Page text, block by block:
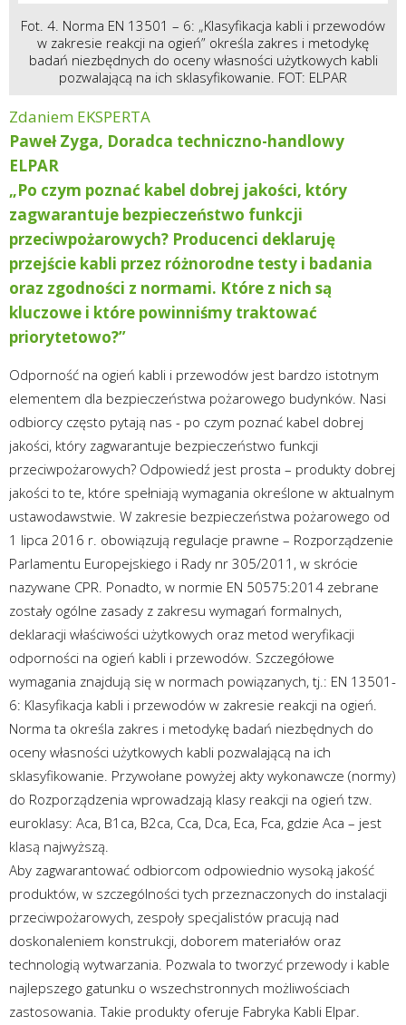
Fot. 4. Norma EN 13501 – 6: „Klasyfikacja kabli i przewodów
w zakresie reakcji na ogień” określa zakres i metodykę
badań niezbędnych do oceny własności użytkowych kabli
pozwalającą na ich sklasyfikowanie. FOT: ELPAR
Zdaniem EKSPERTA
Paweł Zyga, Doradca techniczno-handlowy
ELPAR
„Po czym poznać kabel dobrej jakości, który
zagwarantuje bezpieczeństwo funkcji
przeciwpożarowych? Producenci deklaruję
przejście kabli przez różnorodne testy i badania
oraz zgodności z normami. Które z nich są
kluczowe i które powinniśmy traktować
priorytetowo?”
Odporność na ogień kabli i przewodów jest bardzo istotnym
elementem dla bezpieczeństwa pożarowego budynków. Nasi
odbiorcy często pytają nas - po czym poznać kabel dobrej
jakości, który zagwarantuje bezpieczeństwo funkcji
przeciwpożarowych? Odpowiedź jest prosta – produkty dobrej
jakości to te, które spełniają wymagania określone w aktualnym
ustawodawstwie. W zakresie bezpieczeństwa pożarowego od
1 lipca 2016 r. obowiązują regulacje prawne – Rozporządzenie
Parlamentu Europejskiego i Rady nr 305/2011, w skrócie
nazywane CPR. Ponadto, w normie EN 50575:2014 zebrane
zostały ogólne zasady z zakresu wymagań formalnych,
deklaracji właściwości użytkowych oraz metod weryfikacji
odporności na ogień kabli i przewodów. Szczegółowe
wymagania znajdują się w normach powiązanych, tj.: EN 13501-
6: Klasyfikacja kabli i przewodów w zakresie reakcji na ogień.
Norma ta określa zakres i metodykę badań niezbędnych do
oceny własności użytkowych kabli pozwalającą na ich
sklasyfikowanie. Przywołane powyżej akty wykonawcze (normy)
do Rozporządzenia wprowadzają klasy reakcji na ogień tzw.
euroklasy: Aca, B1ca, B2ca, Cca, Dca, Eca, Fca, gdzie Aca – jest
klasą najwyższą.
Aby zagwarantować odbiorcom odpowiednio wysoką jakość
produktów, w szczególności tych przeznaczonych do instalacji
przeciwpożarowych, zespoły specjalistów pracują nad
doskonaleniem konstrukcji, doborem materiałów oraz
technologią wytwarzania. Pozwala to tworzyć przewody i kable
najlepszego gatunku o wszechstronnych możliwościach
zastosowania. Takie produkty oferuje Fabryka Kabli Elpar.